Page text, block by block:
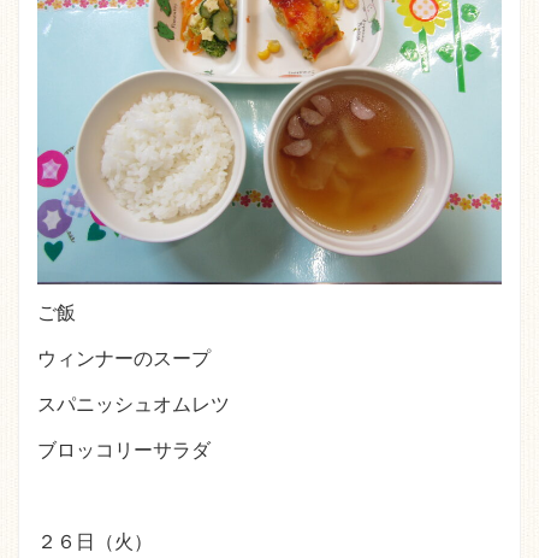
ご飯
ウィンナーのスープ
スパニッシュオムレツ
ブロッコリーサラダ
２６日（火）